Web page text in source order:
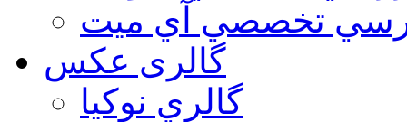
تخصصي آي ميت
گالری عکس
گالري نوكيا